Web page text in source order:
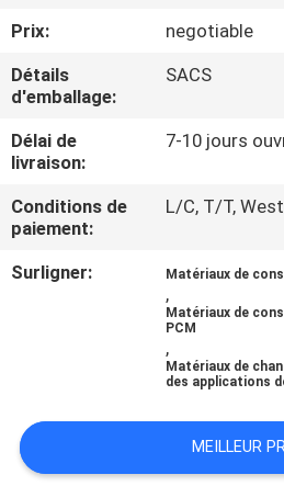
VISITE
D'USINE
CONTRÔLE
DE
QUALITÉ
CONTACTEZ-
NOUVELLES
CAS
Prix:
negotiable
Détails
d'emballage:
SACS
Délai de
livraison:
7-10 jours
Conditions de
paiement:
L/C, T/T,
Surligner: Matériaux de
,
Matériaux de
PCM
,
Matériaux de
des applications
MEILLEUR